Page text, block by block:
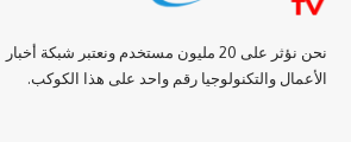
نحن نؤثر على 20 مليون مستخدم ونعتبر شبكة أخبار
الأعمال والتكنولوجيا رقم واحد على هذا الكوكب.